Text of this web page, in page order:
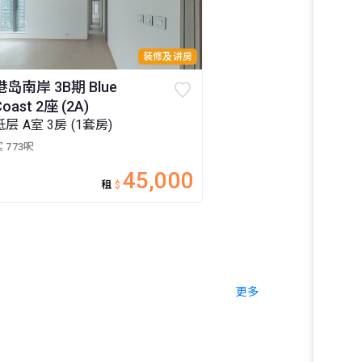
装修及讲房
岛南岸 3B期 Blue
2座 (2A)
层 A室 3房 (1套房)
773呎
租 $ 45,000
更多